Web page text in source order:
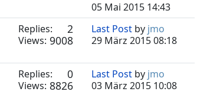
05 Mai 2015 14:43
Replies: 2
Views: 9008
Last Post by jmo
29 März 2015 08:18
Replies: 0
Views: 8826
Last Post by jmo
03 März 2015 10:08